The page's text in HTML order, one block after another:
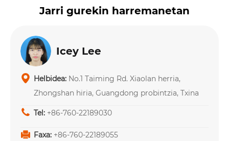
Jarri gurekin harremanetan
Icey Lee
Helbidea: No.1 Taiming Rd. Xiaolan herria,
Zhongshan hiria, Guangdong probintzia, Txina
Tel: +86-760-22189030
Faxa: +86-760-22189055